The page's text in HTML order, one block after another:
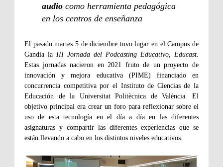
audio como herramienta pedagógica
en los centros de enseñanza
El pasado martes 5 de diciembre tuvo lugar en el Campus de
Gandia la III Jornada del Podcasting Educativo, Educast
Estas jornadas nacieron en 2021 fruto de un proyecto de
innovación y mejora educativa (PIME) financiado en
concurrencia competitiva por el Instituto de Ciencias de la
Educación de la Universitat Politècnica de València. El
objetivo principal era crear un foro para reflexionar sobre el
uso de esta tecnología en el día a día en las diferentes
asignaturas y compartir las diferentes experiencias que se
están llevando a cabo en los distintos niveles educativos.